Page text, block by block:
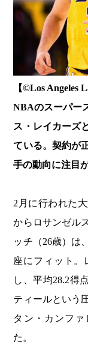
【©️Los Angeles
NBAのスーパー
ス・レイカーズ
ている。契約が
手の動向に注目
2月に行われた
からロサンゼル
ッチ（26歳）は
座にフィット。
し、平均28.2得
ティールという
タン・カンフ
た。